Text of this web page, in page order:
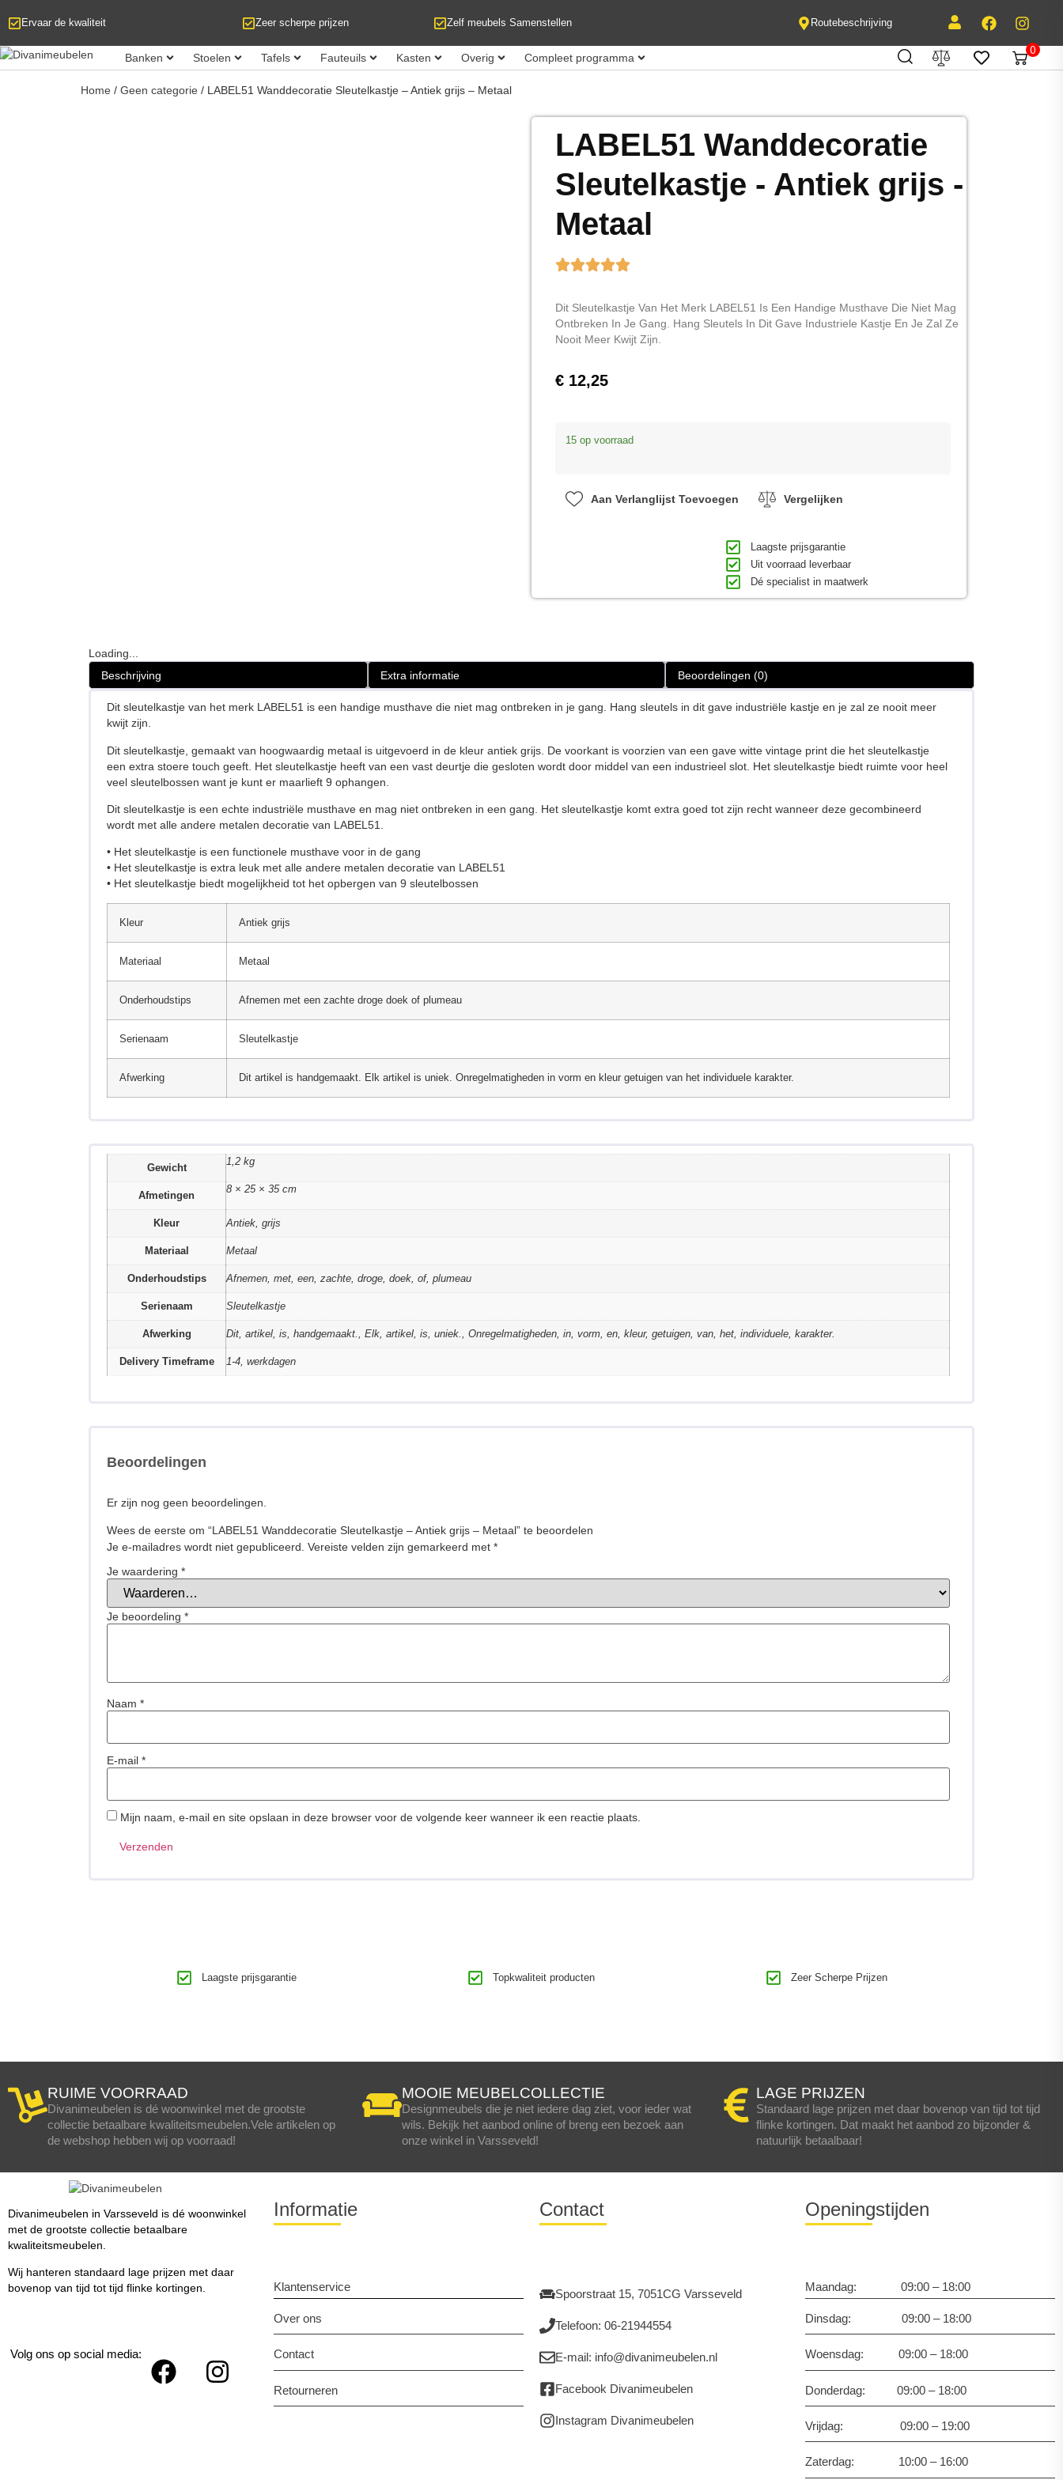
Ervaar de kwaliteit Zeer scherpe prijzen Zelf meubels Samenstellen Routebeschrijving
Banken Stoelen Tafels Fauteuils Kasten Overig Compleet programma
0
Home / Geen categorie / LABEL51 Wanddecoratie Sleutelkastje – Antiek grijs – Metaal
LABEL51 Wanddecoratie
Sleutelkastje - Antiek grijs -
Metaal
Dit Sleutelkastje Van Het Merk LABEL51 Is Een Handige Musthave Die Niet Mag
Ontbreken In Je Gang. Hang Sleutels In Dit Gave Industriele Kastje En Je Zal Ze
Nooit Meer Kwijt Zijn.
€ 12,25
15 op voorraad
Aan Verlanglijst Toevoegen Vergelijken
Laagste prijsgarantie
Uit voorraad leverbaar
Dé specialist in maatwerk
Loading...
Beschrijving
Extra informatie Beoordelingen (0)
Dit sleutelkastje van het merk LABEL51 is een handige musthave die niet mag ontbreken in je gang. Hang sleutels in dit gave industriële kastje en je zal ze nooit meer
kwijt zijn.
Dit sleutelkastje, gemaakt van hoogwaardig metaal is uitgevoerd in de kleur antiek grijs. De voorkant is voorzien van een gave witte vintage print die het sleutelkastje
een extra stoere touch geeft. Het sleutelkastje heeft van een vast deurtje die gesloten wordt door middel van een industrieel slot. Het sleutelkastje biedt ruimte voor heel
veel sleutelbossen want je kunt er maarlieft 9 ophangen.
Dit sleutelkastje is een echte industriële musthave en mag niet ontbreken in een gang. Het sleutelkastje komt extra goed tot zijn recht wanneer deze gecombineerd
wordt met alle andere metalen decoratie van LABEL51.
• Het sleutelkastje is een functionele musthave voor in de gang
• Het sleutelkastje is extra leuk met alle andere metalen decoratie van LABEL51
• Het sleutelkastje biedt mogelijkheid tot het opbergen van 9 sleutelbossen
Kleur Antiek grijs
Materiaal Metaal
Onderhoudstips Afnemen met een zachte droge doek of plumeau
Serienaam Sleutelkastje
Afwerking Dit artikel is handgemaakt. Elk artikel is uniek. Onregelmatigheden in vorm en kleur getuigen van het individuele karakter.
Gewicht
1,2 kg
Afmetingen
8 × 25 × 35 cm
Kleur Antiek, grijs
Materiaal Metaal
Onderhoudstips Afnemen, met, een, zachte, droge, doek, of, plumeau
Serienaam Sleutelkastje
Afwerking Dit, artikel, is, handgemaakt., Elk, artikel, is, uniek., Onregelmatigheden, in, vorm, en, kleur, getuigen, van, het, individuele, karakter.
Delivery Timeframe 1-4, werkdagen
Beoordelingen
Er zijn nog geen beoordelingen.
Wees de eerste om “LABEL51 Wanddecoratie Sleutelkastje – Antiek grijs – Metaal” te beoordelen
Je e-mailadres wordt niet gepubliceerd. Vereiste velden zijn gemarkeerd met *
Je waardering *
Je beoordeling *
Naam *
E-mail *
Mijn naam, e-mail en site opslaan in deze browser voor de volgende keer wanneer ik een reactie plaats.
Laagste prijsgarantie Topkwaliteit producten Zeer Scherpe Prijzen
RUIME VOORRAAD
Divanimeubelen is dé woonwinkel met de grootste
collectie betaalbare kwaliteitsmeubelen.Vele artikelen op
de webshop hebben wij op voorraad!
MOOIE MEUBELCOLLECTIE
Designmeubels die je niet iedere dag ziet, voor ieder wat
wils. Bekijk het aanbod online of breng een bezoek aan
onze winkel in Varsseveld!
LAGE PRIJZEN
Standaard lage prijzen met daar bovenop van tijd tot tijd
flinke kortingen. Dat maakt het aanbod zo bijzonder &
natuurlijk betaalbaar!
Divanimeubelen in Varsseveld is dé woonwinkel
met de grootste collectie betaalbare
kwaliteitsmeubelen.
Wij hanteren standaard lage prijzen met daar
bovenop van tijd tot tijd flinke kortingen.
Volg ons op social media:
Informatie
Klantenservice
Over ons
Contact
Retourneren
Contact
Spoorstraat 15, 7051CG Varsseveld
Telefoon: 06-21944554
E-mail: info@divanimeubelen.nl
Facebook Divanimeubelen
Instagram Divanimeubelen
Openingstijden
Maandag: 09:00 – 18:00
Dinsdag: 09:00 – 18:00
Woensdag: 09:00 – 18:00
Donderdag: 09:00 – 18:00
Vrijdag: 09:00 – 19:00
Zaterdag: 10:00 – 16:00